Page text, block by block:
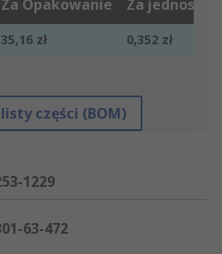
Za Opakowanie Za
35,16 zł 0,352 zł
części (BOM)
1229
63-472